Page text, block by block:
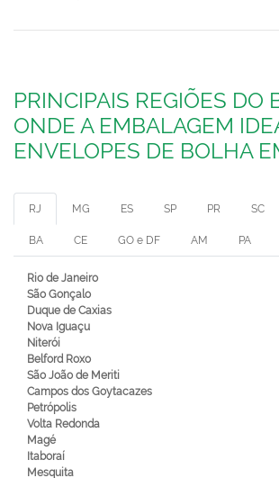
PRINCIPAIS REGIÕES DO
ONDE A EMBALAGEM
ENVELOPES DE BOLHA
RJ MG ES SP PR SC
BA CE GO e DF AM PA
Rio de Janeiro
São Gonçalo
Duque de Caxias
Nova Iguaçu
Niterói
Belford Roxo
São João de Meriti
Campos dos Goytacazes
Petrópolis
Volta Redonda
Magé
Itaboraí
Mesquita